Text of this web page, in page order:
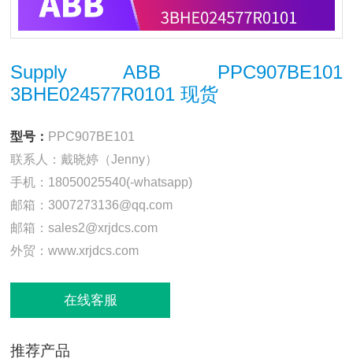
Supply ABB PPC907BE101
3BHE024577R0101 现货
型号： PPC907BE101
联系人：戴晓婷（Jenny）
手机：18050025540(-whatsapp)
邮箱：3007273136@qq.com
邮箱：sales2@xrjdcs.com
外贸：www.xrjdcs.com
在线客服
推荐产品